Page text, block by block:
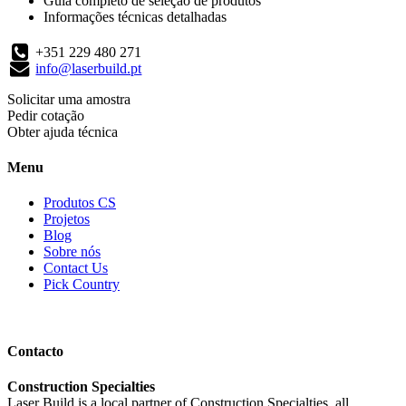
Informações técnicas detalhadas
+351 229 480 271
info@laserbuild.pt
Solicitar uma amostra
Pedir cotação
Obter ajuda técnica
Menu
Produtos CS
Projetos
Blog
Sobre nós
Contact Us
Pick Country
Contacto
Construction Specialties
Laser Build is a local partner of Construction Specialties, all